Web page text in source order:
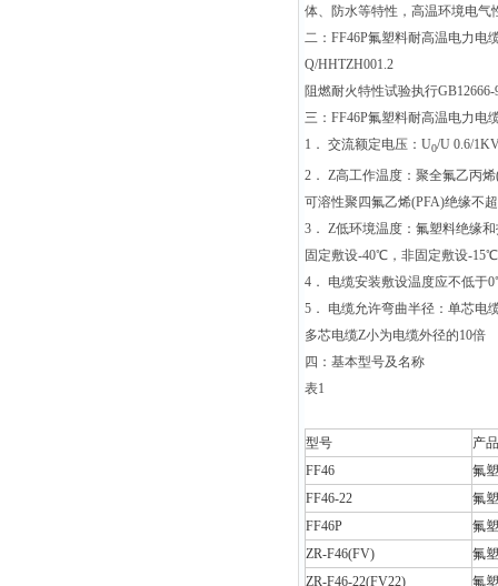
体、防水等特性，高温环境电气
二：FF46P氟塑料耐高温电力电
Q/HHTZH001.2
阻燃耐火特性试验执行GB12666-
三：FF46P氟塑料耐高温电力电
1． 交流额定电压：U0/U 0.6/
2． Z高工作温度：聚全氟乙丙
可溶性聚四氟乙烯(PFA)绝缘不
3． Z低环境温度：氟塑料绝缘
固定敷设-40℃，非固定敷设-15℃
4． 电缆安装敷设温度应不低
5． 电缆允许弯曲半径：单芯电
多芯电缆Z小为电缆外径的10倍
四：基本型号及名称
表1
型号
产
FF46
氟
FF46-22
氟
FF46P
氟
ZR-F46(FV)
氟
ZR-F46-22(FV22)
氟